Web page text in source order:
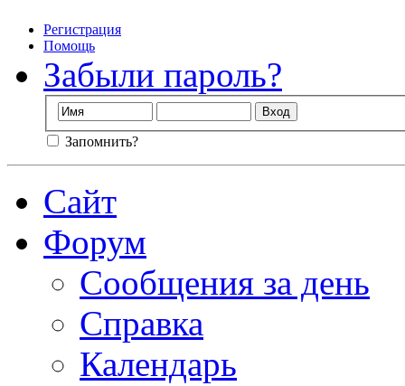
Регистрация
Помощь
Забыли пароль?
Запомнить?
Сайт
Форум
Сообщения за день
Справка
Календарь